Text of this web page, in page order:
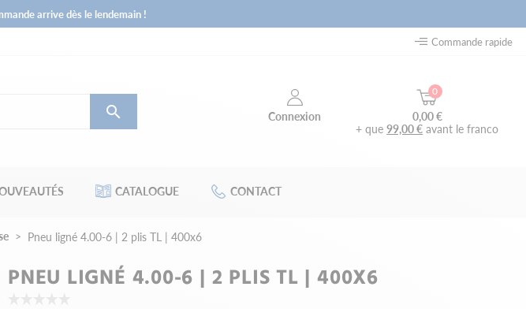
arrive dès le lendemain !
Commande rapide
 Connexion
0
0,00 €
+ que99,00 € avant le franco
CATALOGUE CONTACT
Pneu ligné 4.00-6 | 2 plis TL | 400x6
PNEU LIGNÉ 4.00-6 | 2 PLIS TL | 400X6